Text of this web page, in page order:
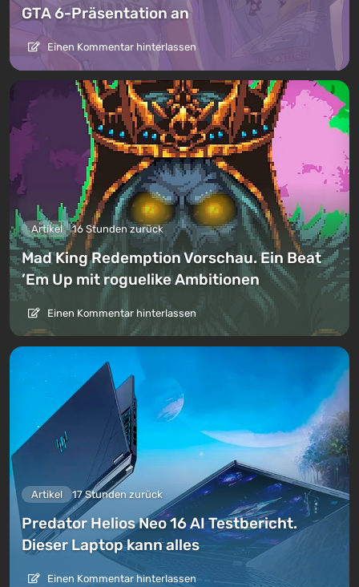
GTA 6-Präsentation an
Einen Kommentar hinterlassen
Artikel 16 Stunden zurück
Mad King Redemption Vorschau. Ein Beat
’Em Up mit roguelike Ambitionen
Einen Kommentar hinterlassen
Artikel 17 Stunden zurück
Predator Helios Neo 16 AI Testbericht.
Dieser Laptop kann alles
Einen Kommentar hinterlassen